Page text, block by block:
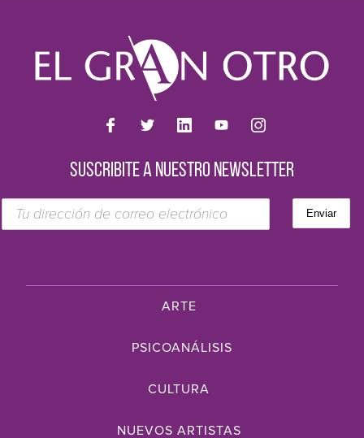
SUSCRIBITE A NUESTRO NEWSLETTER
ARTE
PSICOANÁLISIS
CULTURA
NUEVOS ARTISTAS